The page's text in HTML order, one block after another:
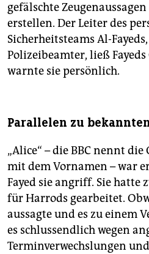
gefälschte
erstellen. Der Leiter des
Sicherheitsteams Al-
Polizeibeamter, ließ
warnte sie persönlich.
Parallelen zu
„Alice“ – die BBC nennt
mit dem Vornamen – war
Fayed sie angriff. Sie hatte
für Harrods gearbeitet.
aussagte und es zu einem
es schlussendlich wegen
Terminverwechslungen